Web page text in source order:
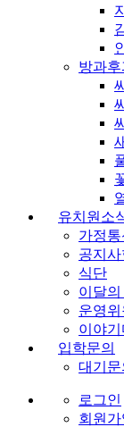
방과
유치원소
가정통
공지
식단
이달
운영위
이야
입학문의
대기문
로그인
회원가